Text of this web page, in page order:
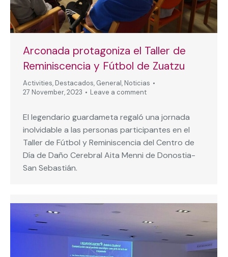
Arconada protagoniza el Taller de
Reminiscencia y Fútbol de Zuatzu
Activities, Destacados, General, Noticias
27 November, 2023
Leave a comment
El legendario guardameta regaló una jornada
inolvidable a las personas participantes en el
Taller de Fútbol y Reminiscencia del Centro de
Día de Daño Cerebral Aita Menni de Donostia-
San Sebastián.